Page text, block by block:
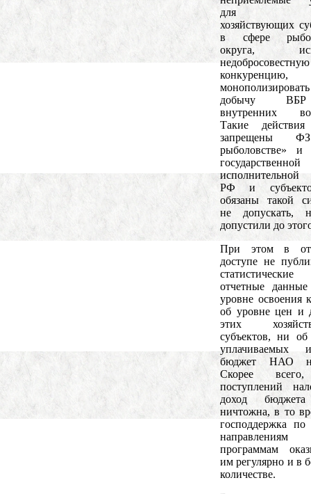
для
хозяйствующих
в сфере
округа,
недобросовестную
конкуренцию,
монополизировать
добычу
внутренних
Такие
запрещены
рыболовстве» и
государственной
исполнительной
РФ и
обязаны такой
не допускать,
допустили до
При этом в
доступе не
отчетные
уровне освоения
об уровне цен и
этих
субъектов, ни об
бюджет НАО
Скорее
поступлений
доход
ничтожна, в то
господдержка по
программам
им регулярно и в
количестве.